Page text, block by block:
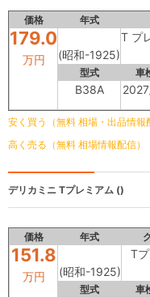
価格 年式
179.0
万円 (昭和-1925)
T プ
型式 車
B38A
安く買う（無料 相場・出品情報
高く売る（無料 相場情報配信）
デリカミニ Tプレミアム ()
価格 年式
151.8
万円 (昭和-1925)
T
型式 車